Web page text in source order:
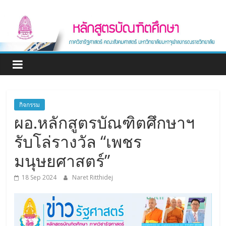
contentหลักสูตร
บัณฑิต
ศึกษา
ภาค
วิชา
รัฐศาสตร์
Graduate
Department
กิจกรรม
ผอ.หลักสูตรบัณฑิตศึกษาฯ
รับโล่รางวัล “เพชร
มนุษยศาสตร์”
18 Sep 2024 Naret Ritthidej